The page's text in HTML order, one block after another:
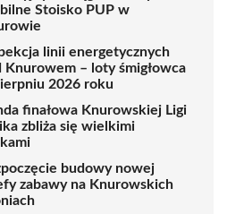
Stoisko PUP w
linii energetycznych
Knurowem – loty śmigłowca
2026 roku
finałowa Knurowskiej Ligi
zbliża się wielkimi
budowy nowej
zabawy na Knurowskich